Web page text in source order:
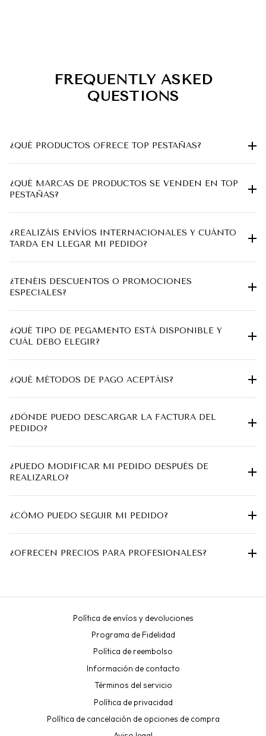
FREQUENTLY ASKED
QUESTIONS
¿QUÉ PRODUCTOS OFRECE TOP PESTAÑAS?
¿QUÉ MARCAS DE PRODUCTOS SE VENDEN EN TOP
PESTAÑAS?
¿REALIZÁIS ENVÍOS INTERNACIONALES Y CUÁNTO
TARDA EN LLEGAR MI PEDIDO?
¿TENÉIS DESCUENTOS O PROMOCIONES
ESPECIALES?
¿QUÉ TIPO DE PEGAMENTO ESTÁ DISPONIBLE Y
CUÁL DEBO ELEGIR?
¿QUÉ MÉTODOS DE PAGO ACEPTÁIS?
¿DÓNDE PUEDO DESCARGAR LA FACTURA DEL
PEDIDO?
¿PUEDO MODIFICAR MI PEDIDO DESPUÉS DE
REALIZARLO?
¿CÓMO PUEDO SEGUIR MI PEDIDO?
¿OFRECEN PRECIOS PARA PROFESIONALES?
Política de envíos y devoluciones
Programa de Fidelidad
Política de reembolso
Información de contacto
Términos del servicio
Política de privacidad
Política de cancelación de opciones de compra